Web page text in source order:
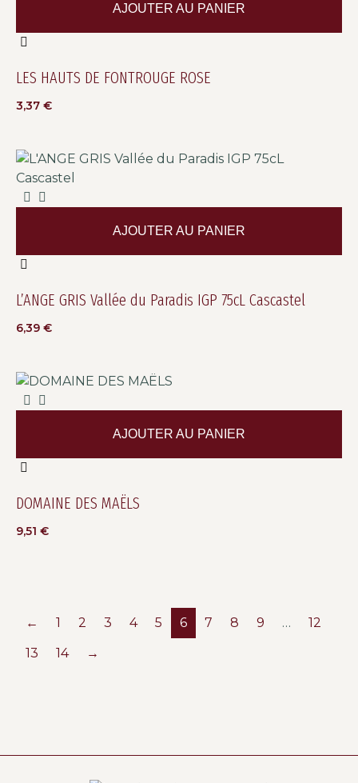
LES HAUTS DE FONTROUGE ROSE
3,37 €
AJOUTER AU PANIER
L’ANGE GRIS Vallée du Paradis IGP 75cL Cascastel
6,39 €
AJOUTER AU PANIER
DOMAINE DES MAËLS
9,51 €
AJOUTER AU PANIER
← 1 2 3 4 5 6 7 8 9 …
12
13
14 →